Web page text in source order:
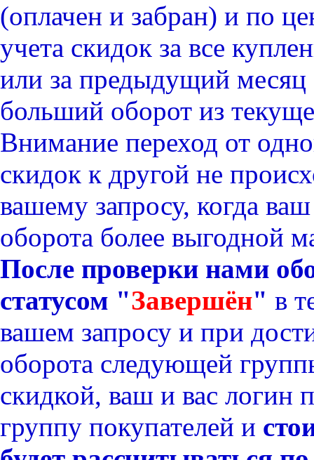
(оплачен и забран) и по
учета скидок за все
или за предыдущий месяц
больший оборот из
Внимание переход от
скидок к другой не
вашему запросу, когда
оборота более выгодной
После проверки нами
статусом "Завершён" в
вашем запросу и при
оборота следующей
скидкой, ваш и вас логин
группу покупателей и